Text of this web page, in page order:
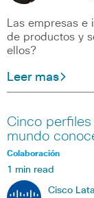
Las empresas
de productos y
ellos?
Leer mas
Cinco
mundo
Colaboración
1 min read
Cisco